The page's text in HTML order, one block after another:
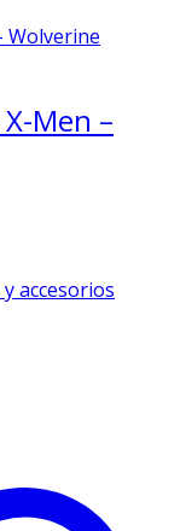
Men –
accesorios